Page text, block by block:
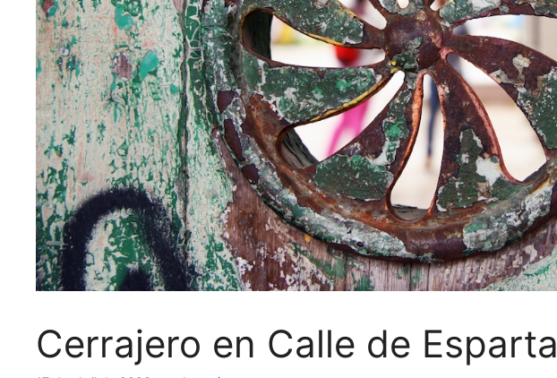
Cerrajero en Calle de Esparta